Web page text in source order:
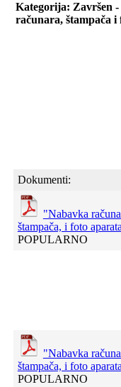
Kategorija: Završen
računara, štampača
Dokumenti:
"Nabavka
štampača, i foto
POPULARNO
"Nabavka
štampača, i foto
POPULARNO